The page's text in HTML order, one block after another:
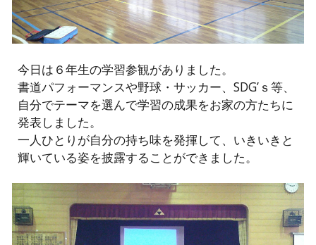
今日は６年生の学習参観がありました。
書道パフォーマンスや野球・サッカー、SDG’ｓ等、
自分でテーマを選んで学習の成果をお家の方たちに
発表しました。
一人ひとりが自分の持ち味を発揮して、いきいきと
輝いている姿を披露することができました。